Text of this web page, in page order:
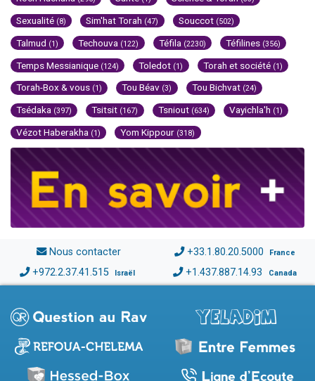
Sexualité (8) Sim'hat Torah (47) Souccot (502)
Talmud (1) Techouva (122) Téfila (2230) Téfilines (356)
Temps Messianique (124) Toledot (1) Torah et société (1)
Torah-Box & vous (1) Tou Béav (3) Tou Bichvat (24)
Tsédaka (397) Tsitsit (167) Tsniout (634) Vayichla'h (1)
Vézot Haberakha (1) Yom Kippour (318)
Nous contacter +33.1.80.20.5000 France
+972.2.37.41.515 Israël +1.437.887.14.93 Canada